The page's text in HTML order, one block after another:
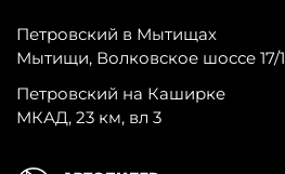
Петровский в Мытищах
Мытищи, Волковское шоссе 17/1
Петровский на Каширке
МКАД, 23 км, вл 3